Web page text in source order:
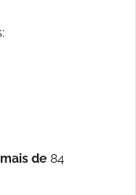
mais de 84